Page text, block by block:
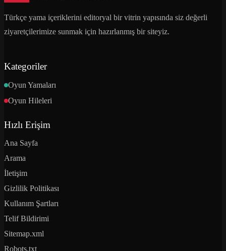
Türkçe yama içeriklerini editoryal bir vitrin yapısında siz değerli
ziyaretçilerimize sunmak için hazırlanmış bir siteyiz.
Kategoriler
Oyun Yamaları
Oyun Hileleri
Hızlı Erişim
Ana Sayfa
Arama
İletişim
Gizlilik Politikası
Kullanım Şartları
Telif Bildirimi
Sitemap.xml
Robots.txt